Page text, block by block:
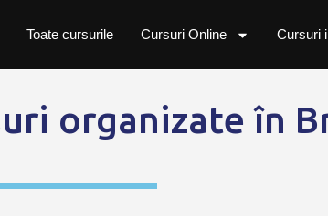
Toate cursurile Cursuri Online Cursuri
organizate în